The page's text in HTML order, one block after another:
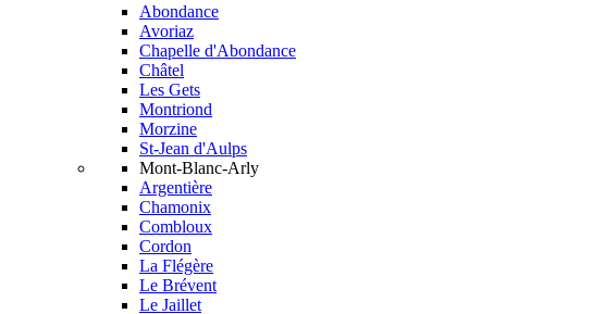
Abondance
Avoriaz
Chapelle d'Abondance
Châtel
Les Gets
Montriond
Morzine
St-Jean d'Aulps
Mont-Blanc-Arly
Argentière
Chamonix
Combloux
Cordon
La Flégère
Le Brévent
Le Jaillet